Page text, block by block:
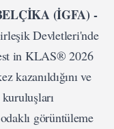
ÇİKA (İGFA) -
Devletleri'nde
in KLAS® 2026
kazanıldığını ve
görüntüleme